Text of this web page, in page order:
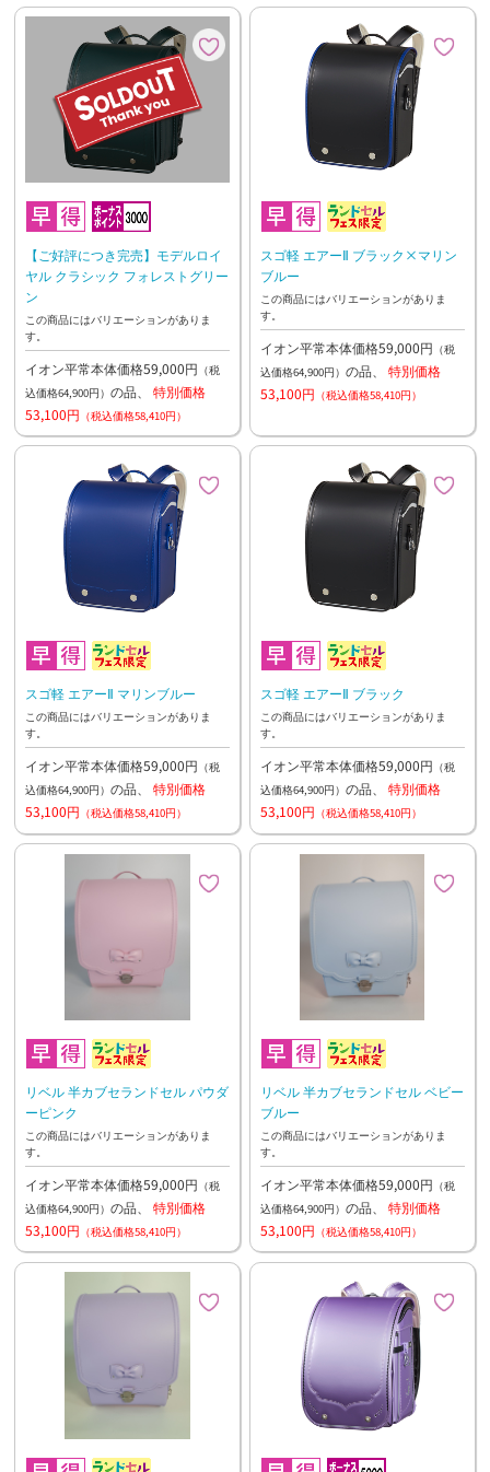
【ご好評につき完売】モデルロイ
ヤル クラシック フォレストグリー
ン
この商品にはバリエーションがありま
す。
イオン平常本体価格59,000円 （税
込価格64,900円） の品、 特別価格
53,100円 （税込価格58,410円）
スゴ軽 エアーⅡ ブラック×マリン
ブルー
この商品にはバリエーションがありま
す。
イオン平常本体価格59,000円 （税
込価格64,900円） の品、 特別価格
53,100円 （税込価格58,410円）
スゴ軽 エアーⅡ マリンブルー
この商品にはバリエーションがありま
す。
イオン平常本体価格59,000円 （税
込価格64,900円） の品、 特別価格
53,100円 （税込価格58,410円）
スゴ軽 エアーⅡ ブラック
この商品にはバリエーションがありま
す。
イオン平常本体価格59,000円 （税
込価格64,900円） の品、 特別価格
53,100円 （税込価格58,410円）
リベル 半カブセランドセル パウダ
ーピンク
この商品にはバリエーションがありま
す。
イオン平常本体価格59,000円 （税
込価格64,900円） の品、 特別価格
53,100円 （税込価格58,410円）
リベル 半カブセランドセル ベビー
ブルー
この商品にはバリエーションがありま
す。
イオン平常本体価格59,000円 （税
込価格64,900円） の品、 特別価格
53,100円 （税込価格58,410円）